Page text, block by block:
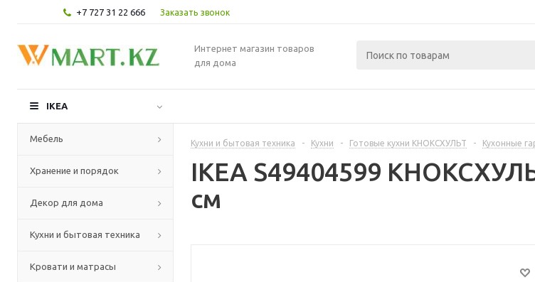
+7 727 31 22 666 Заказать звонок
Интернет магазин товаров
для дома
IKEA
Мебель
Хранение и порядок
Декор для дома
Кухни и бытовая техника
Кровати и матрасы
Кухни и бытовая техника - Кухни - Готовые кухни КНОКСХУЛЬТ - Кухонные
IKEA S49404599
см